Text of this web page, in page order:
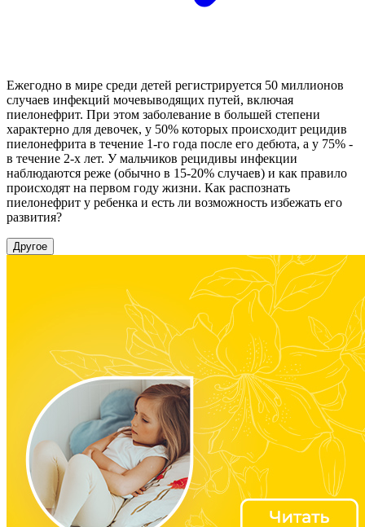
Ежегодно в мире среди детей регистрируется 50 миллионов
случаев инфекций мочевыводящих путей, включая
пиелонефрит. При этом заболевание в большей степени
характерно для девочек, у 50% которых происходит рецидив
пиелонефрита в течение 1-го года после его дебюта, а у 75% -
в течение 2-х лет. У мальчиков рецидивы инфекции
наблюдаются реже (обычно в 15-20% случаев) и как правило
происходят на первом году жизни. Как распознать
пиелонефрит у ребенка и есть ли возможность избежать его
развития?
Другое